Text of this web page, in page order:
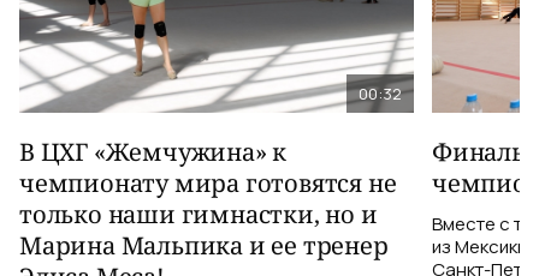
00:32
В ЦХГ «Жемчужина» к
чемпионату мира готовятся не
только наши гимнастки, но и
Марина Мальпика и ее тренер
Вместе с
из Мексики
Санкт-